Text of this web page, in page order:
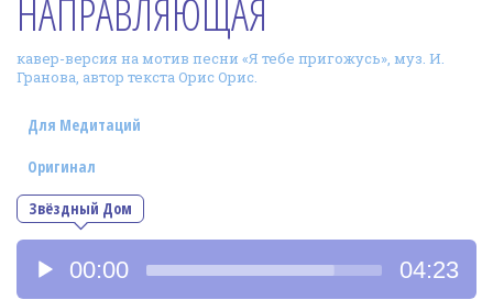
Фотогалерея
In English
Видео
Ииссиидиология
Номера песен
НАПРАВЛЯЮЩАЯ
кавер-версия на мотив песни «Я тебе пригожусь», муз. И.
Гранова, автор текста Орис Орис.
Звёздный Дом
Для Медитаций
Оригинал
Аудиоплеер
00:00 04:23